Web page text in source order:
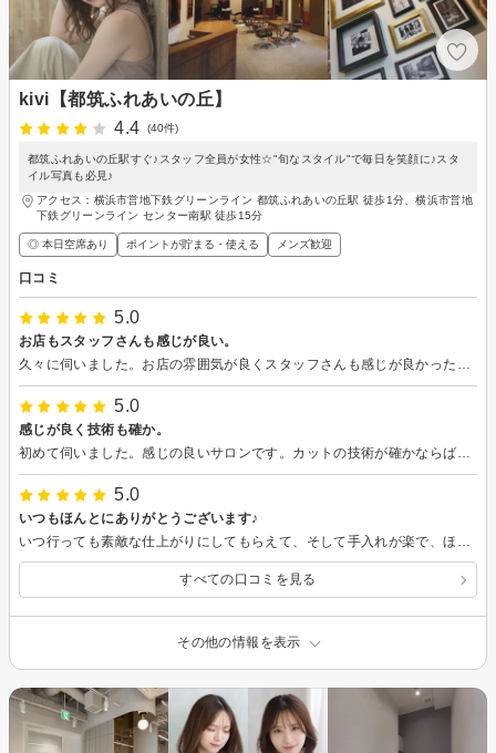
kivi【都筑ふれあいの丘】
4.4
(40件)
都筑ふれあいの丘駅すぐ♪スタッフ全員が女性☆"旬なスタイル"で毎日を笑顔に♪スタ
イル写真も必見♪
アクセス：横浜市営地下鉄グリーンライン 都筑ふれあいの丘駅 徒歩1分、横浜市営地
下鉄グリーンライン センター南駅 徒歩15分
◎ 本日空席あり ポイントが貯まる・使える メンズ歓迎
口コミ
5.0
お店もスタッフさんも感じが良い。
久々に伺いました。お店の雰囲気が良くスタッフさんも感じが良かったです。技術についても大満足です。
5.0
感じが良く技術も確か。
初めて伺いました。感じの良いサロンです。カットの技術が確かならばシャンプー、ヘッドスパ、マッサージも気持ち良かったです。技術も確かなサロンでした。
5.0
いつもほんとにありがとうございます♪
いつ行っても素敵な仕上がりにしてもらえて、そして手入れが楽で、ほんとに感謝です！幸さんの手にかかれば大満足のヘアスタイルに導いてくれると確信してます☆8年ぶりの前髪も新鮮で気に入ってます♪
すべての口コミを見る
その他の情報を表示